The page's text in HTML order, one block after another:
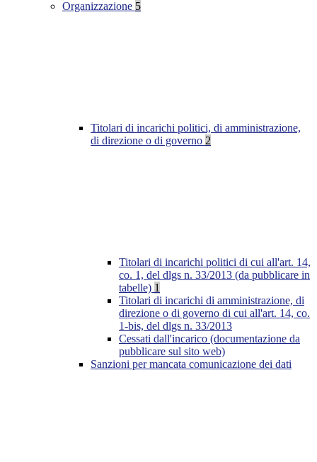
Organizzazione 5
Titolari di incarichi politici, di amministrazione,
di direzione o di governo 2
Titolari di incarichi politici di cui all'art. 14,
co. 1, del dlgs n. 33/2013 (da pubblicare in
tabelle) 1
Titolari di incarichi di amministrazione, di
direzione o di governo di cui all'art. 14, co.
1-bis, del dlgs n. 33/2013
Cessati dall'incarico (documentazione da
pubblicare sul sito web)
Sanzioni per mancata comunicazione dei dati